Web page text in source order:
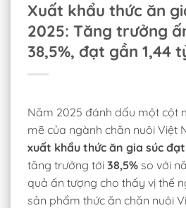
Xuất khẩu thức ăn
2025: Tăng trưởng
38,5%, đạt gần 1,44
Năm 2025 đánh dấu một cột
mẽ của ngành chăn nuôi Việt
xuất khẩu thức ăn gia súc đạt
tăng trưởng tới 38,5% so với
quả ấn tượng cho thấy vị thế
sản phẩm thức ăn chăn nuôi